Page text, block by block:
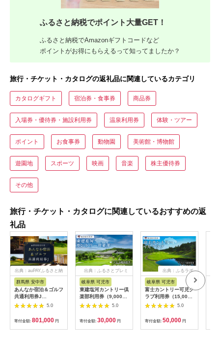
ふるさと納税でポイント大量GET！
ふるさと納税でAmazonギフトコードなど
ポイントがお得にもらえるって知ってましたか？
旅行・チケット・カタログの返礼品に関連しているカテゴリ
カタログギフト 宿泊券・食事券 商品券
入場券・優待券・施設利用券 温泉利用券 体験・ツアー
ポイント お食事券 動物園 美術館・博物館
遊園地 スポーツ 映画 音楽 株主優待券
その他
旅行・チケット・カタログに関連しているおすすめの返
礼品
出典：auPAYふるさと納
群馬県 安中市
あんなか宿泊＆ゴルフ
共通利用券J
ANAX010 / 宿泊 ゴル
フ 利用券 券 安中 群
馬 ごるふ ゴルフ場 ゴ
ルフプレー券 ゴルフ
利用券 温泉 関東 チケ
5.0
寄付金額: 801,000 円
出典：ふるさとプレミ
岐阜県 可児市
東建塩河カントリー倶
楽部利用券（9,000円
分）【0041-003】
5.0
寄付金額: 30,000 円
出典：ふるラボ
岐阜県 可児市
富士カントリー可児ク
ラブ利用券（15,000
円分）
5.0
寄付金額: 50,000 円